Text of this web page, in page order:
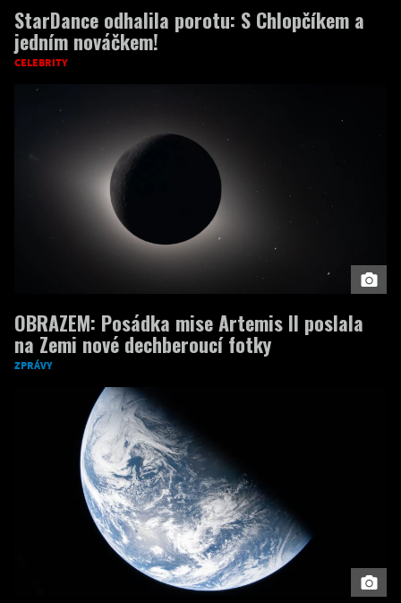
StarDance odhalila porotu: S Chlopčíkem a
jedním nováčkem!
CELEBRITY
OBRAZEM: Posádka mise Artemis II poslala
na Zemi nové dechberoucí fotky
ZPRÁVY